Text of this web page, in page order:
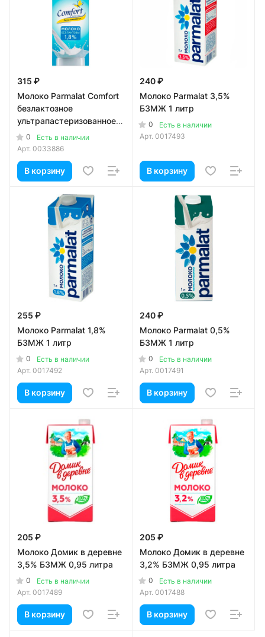
315 ₽
Молоко Parmalat Сomfort
безлактозное
ультрапастеризованное
1,8% БЗМЖ 1 литр
0
Есть в наличии
Арт. 0033886
В корзину
240 ₽
Молоко Parmalat 3,5%
БЗМЖ 1 литр
0
Есть в наличии
Арт. 0017493
В корзину
255 ₽
Молоко Parmalat 1,8%
БЗМЖ 1 литр
0
Есть в наличии
Арт. 0017492
В корзину
240 ₽
Молоко Parmalat 0,5%
БЗМЖ 1 литр
0
Есть в наличии
Арт. 0017491
В корзину
205 ₽
Молоко Домик в деревне
3,5% БЗМЖ 0,95 литра
0
Есть в наличии
Арт. 0017489
В корзину
205 ₽
Молоко Домик в деревне
3,2% БЗМЖ 0,95 литра
0
Есть в наличии
Арт. 0017488
В корзину